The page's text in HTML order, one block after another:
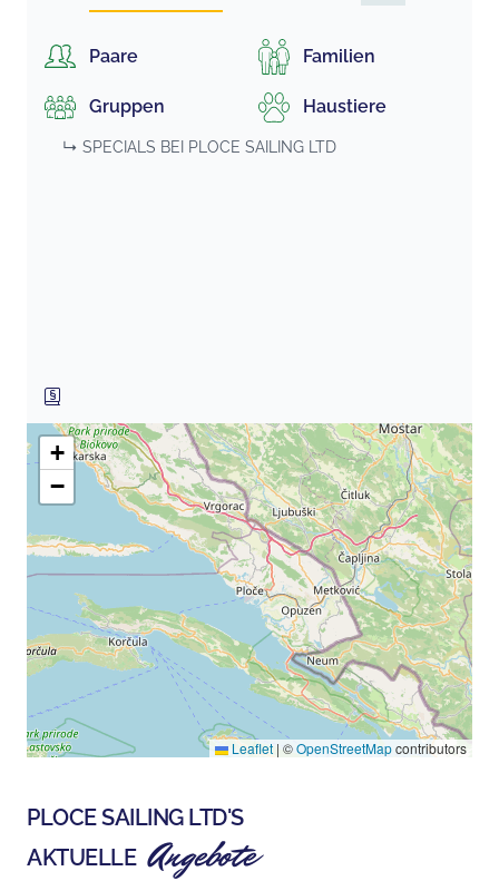
Paare Familien
Gruppen Haustiere
↳ SPECIALS BEI PLOCE SAILING LTD
+
−
Leaflet | ©OpenStreetMapcontributors
PLOCE SAILING LTD'S
AKTUELLE Angebote